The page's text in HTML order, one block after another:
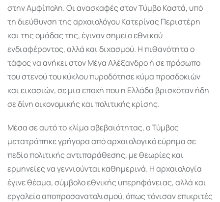
στην Αμφίπολη. Οι ανασκαφές στον Τύμβο Καστά, υπό
τη διεύθυνση της αρχαιολόγου Κατερίνας Περιστέρη
και της ομάδας της, έγιναν σημείο εθνικού
ενδιαφέροντος, αλλά και διχασμού. Η πιθανότητα ο
τάφος να ανήκει στον Μέγα Αλέξανδρο ή σε πρόσωπο
του στενού του κύκλου πυροδότησε κύμα προσδοκιών
και εικασιών, σε μια εποχή που η Ελλάδα βρισκόταν ήδη
σε δίνη οικονομικής και πολιτικής κρίσης.
Μέσα σε αυτό το κλίμα αβεβαιότητας, ο Τύμβος
μετατράπηκε γρήγορα από αρχαιολογικό εύρημα σε
πεδίο πολιτικής αντιπαράθεσης, με θεωρίες και
ερμηνείες να γεννιούνται καθημερινά. Η αρχαιολογία
έγινε θέαμα, σύμβολο εθνικής υπερηφάνειας, αλλά και
εργαλείο αποπροσανατολισμού, όπως τόνισαν επικριτές